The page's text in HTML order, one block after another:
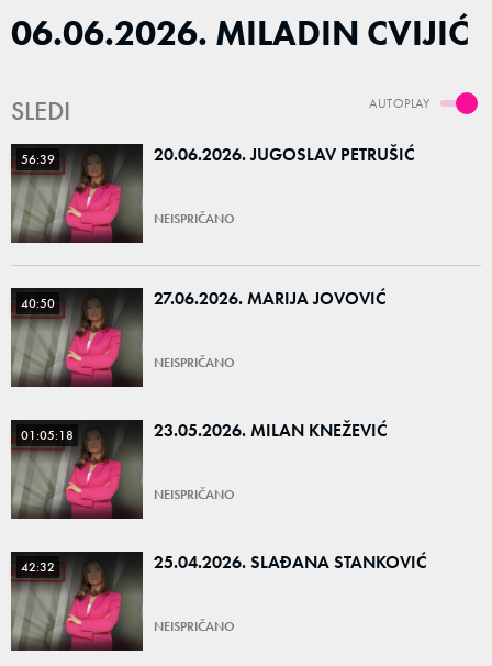
06.06.2026. MILADIN CVIJIĆ
AUTOPLAY
SLEDI
56:39 20.06.2026. JUGOSLAV PETRUŠIĆ
NEISPRIČANO
40:50 27.06.2026. MARIJA JOVOVIĆ
NEISPRIČANO
01:05:18 23.05.2026. MILAN KNEŽEVIĆ
NEISPRIČANO
42:32 25.04.2026. SLAĐANA STANKOVIĆ
NEISPRIČANO